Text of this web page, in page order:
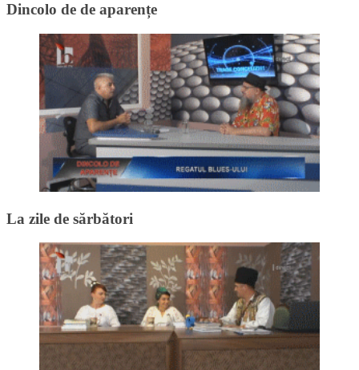
Dincolo de de aparențe
La zile de sărbători